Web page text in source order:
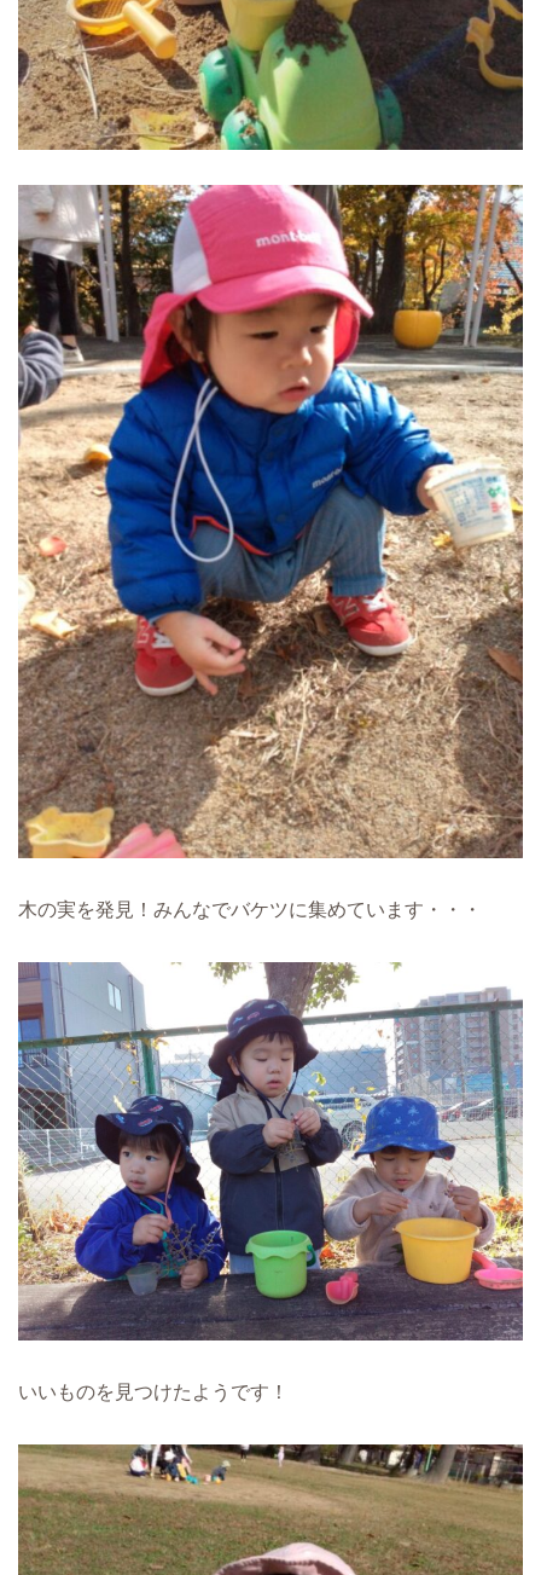
木の実を発見！みんなでバケツに集めています・・・
いいものを見つけたようです！